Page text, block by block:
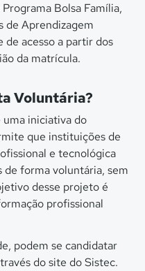
Bolsa Família,
de Aprendizagem
de acesso a partir dos
da matrícula.
Voluntária?
uma iniciativa do
que instituições de
e tecnológica
de forma voluntária, sem
desse projeto é
profissional
podem se candidatar
do site do Sistec.